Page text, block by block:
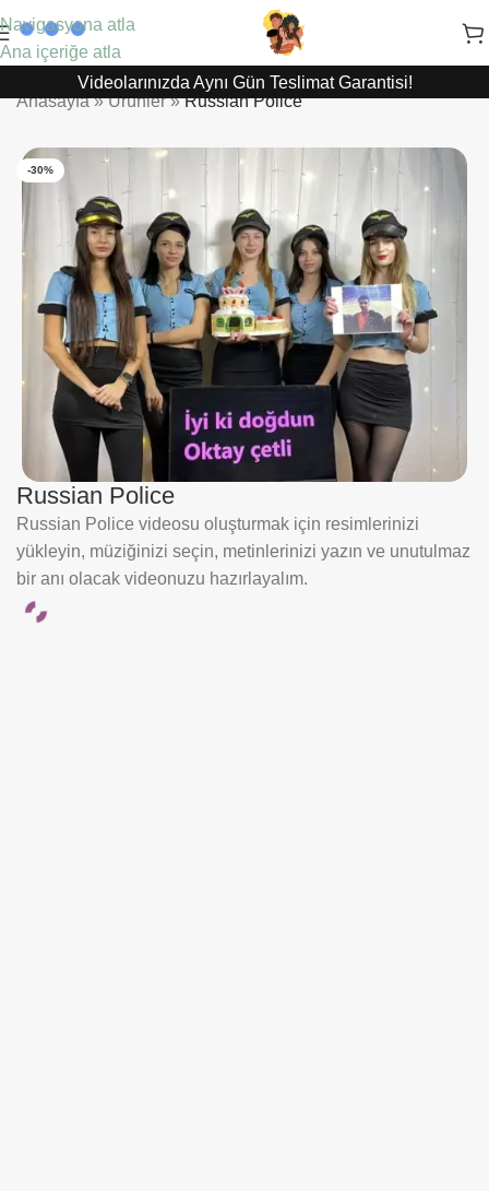
Navigasyona atla
Ana içeriğe atla
Videolarınızda Aynı Gün Teslimat Garantisi!
Anasayfa»Ürünler»Russian Police
-30%
Russian Police
Russian Police videosu oluşturmak için resimlerinizi
yükleyin, müziğinizi seçin, metinlerinizi yazın ve unutulmaz
bir anı olacak videonuzu hazırlayalım.